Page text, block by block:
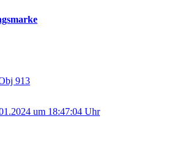
913
um 18:47:04 Uhr